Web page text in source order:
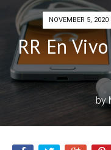
NOVEMBER 5, 2020
RR En
by